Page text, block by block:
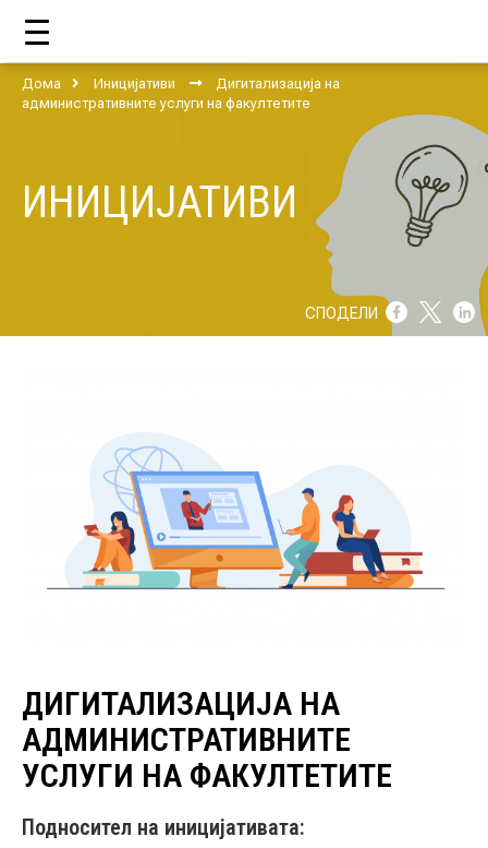
ДОМА
ЗА НАС
НАШИ ПОДДРЖУВАЧИ
НОВОСТИ
ПРОЕКТИ
Дома Иницијативи
Дигитализација на
административните услуги на факултетите
ИНИЦИЈАТИВИ
СПОДЕЛИ
ДИГИТАЛИЗАЦИЈА НА
АДМИНИСТРАТИВНИТЕ
УСЛУГИ НА ФАКУЛТЕТИТЕ
Подносител на иницијативата: